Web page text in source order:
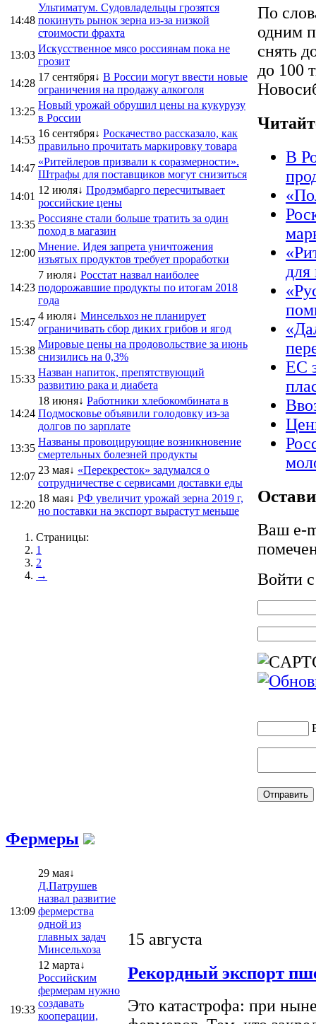
14:48
Ультиматум. Судовладельцы грозятся
покинуть рынок зерна из-за низкой
стоимости фрахта
13:03
Искусственное мясо россиянам пока не
грозит
14:28
17 сентября↓ В России могут ввести новые
ограничения на продажу алкоголя
13:25
Новый урожай обрушил цены на кукурузу
в России
14:53
16 сентября↓ Роскачество рассказало, как
правильно прочитать маркировку товара
14:47
«Ритейлеров призвали к соразмерности».
Штрафы для поставщиков могут снизиться
14:01
12 июля↓ Продэмбарго пересчитывает
российские цены
13:35
Россияне стали больше тратить за один
поход в магазин
12:00
Мнение. Идея запрета уничтожения
изъятых продуктов требует проработки
14:23
7 июля↓ Росстат назвал наиболее
подорожавшие продукты по итогам 2018
года
15:47
4 июля↓ Минсельхоз не планирует
ограничивать сбор диких грибов и ягод
15:38
Мировые цены на продовольствие за июнь
снизились на 0,3%
15:33
Назван напиток, препятствующий
развитию рака и диабета
14:24
18 июня↓ Работники хлебокомбината в
Подмосковье объявили голодовку из-за
долгов по зарплате
13:35
Названы провоцирующие возникновение
смертельных болезней продукты
12:07
23 мая↓ «Перекресток» задумался о
сотрудничестве с сервисами доставки еды
12:20
18 мая↓ РФ увеличит урожай зерна 2019 г,
но поставки на экспорт вырастут меньше
Страницы:
1
2
→
По
одним
снять
до 100
В
для
ЕС
Ваш e-
Войти
Фермеры
13:09
29 мая↓
Д.Патрушев
назвал развитие
фермерства
одной из
главных задач
Минсельхоза
19:33
12 марта↓
Российским
фермерам нужно
создавать
кооперации,
15 августа
Рекордный экспорт
Это катастрофа: при